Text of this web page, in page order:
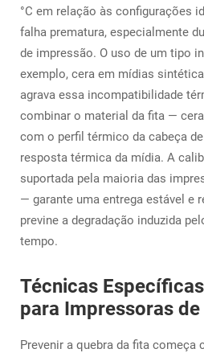
°C em relação às configurações
falha prematura, especialmente
de impressão. O uso de um tipo
exemplo, cera em mídias
agrava essa incompatibilidade
combinar o material da fita —
com o perfil térmico da cabeça
resposta térmica da mídia. A
suportada pela maioria das
— garante uma entrega estável e
previne a degradação induzida
tempo.
Técnicas
para Impressoras de
Prevenir a quebra da fita começa